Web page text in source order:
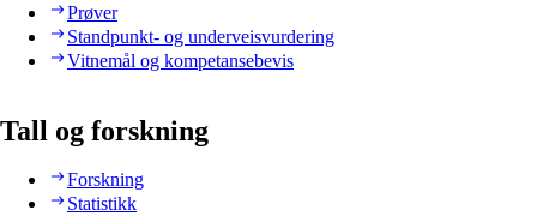
Prøver
Standpunkt- og underveisvurdering
Vitnemål og kompetansebevis
Tall og forskning
Forskning
Statistikk